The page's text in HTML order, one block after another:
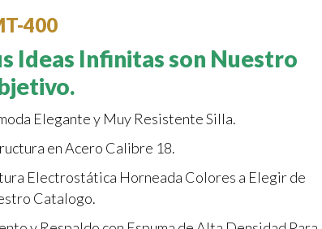
400
Ideas Infinitas son Nuestro
Elegante y Muy Resistente Silla.
en Acero Calibre 18.
Electrostática Horneada Colores a Elegir de
Catalogo.